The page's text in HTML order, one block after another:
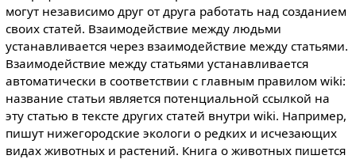
могут независимо друг от друга работать над созданием
своих статей. Взаимодействие между людьми
устанавливается через взаимодействие между статьями.
Взаимодействие между статьями устанавливается
автоматически в соответствии с главным правилом wiki:
название статьи является потенциальной ссылкой на
эту статью в тексте других статей внутри wiki. Например,
пишут нижегородские экологи о редких и исчезающих
видах животных и растений. Книга о животных пишется